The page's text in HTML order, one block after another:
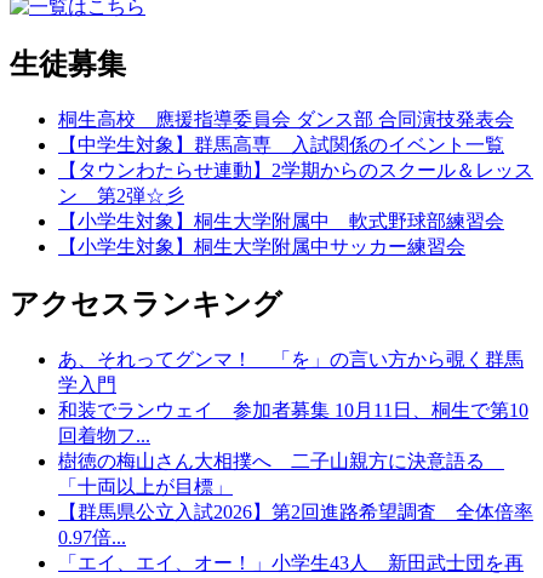
生徒募集
桐生高校 應援指導委員会 ダンス部 合同演技発表会
【中学生対象】群馬高専 入試関係のイベント一覧
【タウンわたらせ連動】2学期からのスクール＆レッス
ン 第2弾☆彡
【小学生対象】桐生大学附属中 軟式野球部練習会
【小学生対象】桐生大学附属中サッカー練習会
アクセスランキング
あ、それってグンマ！ 「を」の言い方から覗く群馬
学入門
和装でランウェイ 参加者募集 10月11日、桐生で第10
回着物フ...
樹徳の梅山さん大相撲へ 二子山親方に決意語る
「十両以上が目標」
【群馬県公立入試2026】第2回進路希望調査 全体倍率
0.97倍...
「エイ、エイ、オー！」小学生43人 新田武士団を再